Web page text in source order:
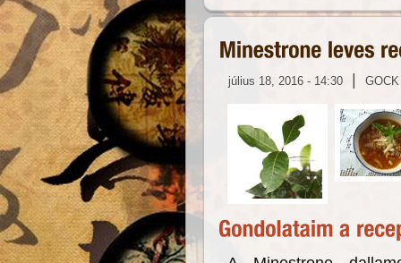
július 18, 2016 - 14:30 | GOCK